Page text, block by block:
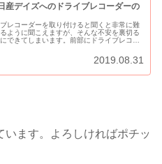
産デイズへのドライブレコーダーの
レコーダーを取り付けると聞くと非常に難
ように聞こえますが、そんな不安を裏切る
できてしまいます。前部にドライブレコー
2019.08.31
ます。よろしければポチッ